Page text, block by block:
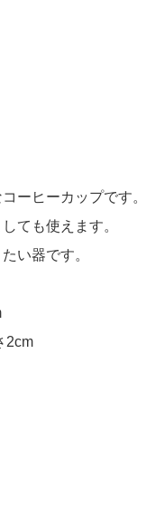
ーヒーカップです。
ても使えます。
い器です。
2cm